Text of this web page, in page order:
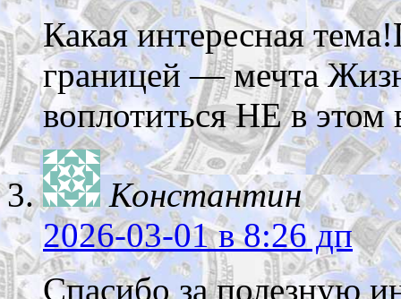
Какая интересная
границей — мечта
воплотиться НЕ в
Константин
2026-03-01в 8:26 дп
Спасибо за полезную